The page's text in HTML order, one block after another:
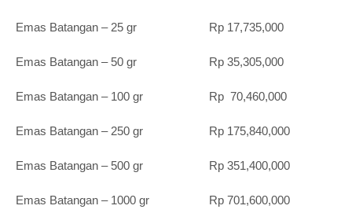
Emas Batangan – 25 gr Rp 17,735,000
Emas Batangan – 50 gr Rp 35,305,000
Emas Batangan – 100 gr Rp 70,460,000
Emas Batangan – 250 gr Rp 175,840,000
Emas Batangan – 500 gr Rp 351,400,000
Emas Batangan – 1000 gr Rp 701,600,000